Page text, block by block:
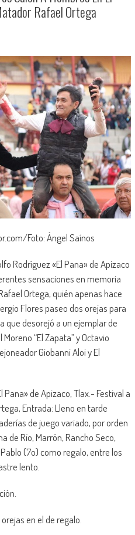
Rafael Ortega
Foto: Ángel Saínos
Rodríguez «El Pana» de Apizaco
sensaciones en memoria
Ortega, quién apenas hace
Flores paseo dos orejas para
que desorejó a un ejemplar de
“El Zapata” y Octavio
Giobanni Aloi y El
de Apizaco, Tlax.- Festival a
Entrada: Lleno en tarde
de juego variado, por orden
de Río, Marrón, Rancho Seco,
(7o) como regalo, entre los
lento.
en el de regalo.